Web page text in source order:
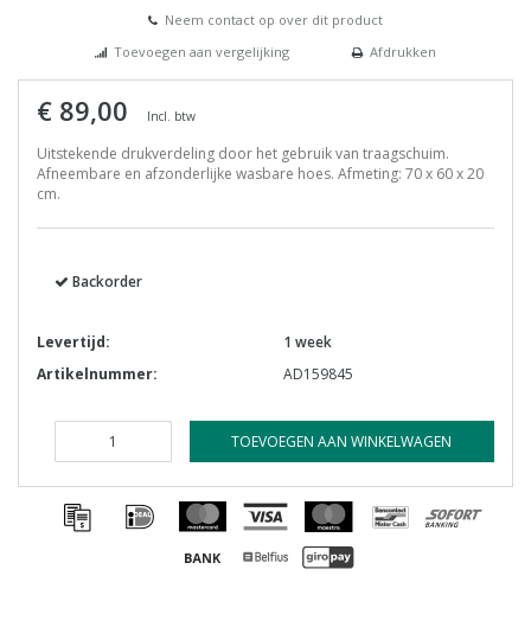
Neem contact op over dit product
Toevoegen aan vergelijking
Afdrukken
€ 89,00 Incl. btw
Uitstekende drukverdeling door het gebruik van traagschuim.
Afneembare en afzonderlijke wasbare hoes. Afmeting: 70 x 60 x 20
cm.
Backorder
Levertijd:
1 week
Artikelnummer:
AD159845
TOEVOEGEN AAN WINKELWAGEN